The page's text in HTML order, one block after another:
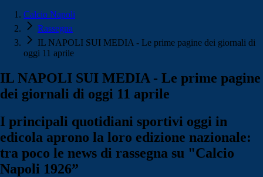
Calcio Napoli
Rassegna
IL NAPOLI SUI MEDIA - Le prime pagine dei giornali di
oggi 11 aprile
IL NAPOLI SUI MEDIA - Le prime pagine
dei giornali di oggi 11 aprile
I principali quotidiani sportivi oggi in
edicola aprono la loro edizione nazionale:
tra poco le news di rassegna su "Calcio
Napoli 1926”